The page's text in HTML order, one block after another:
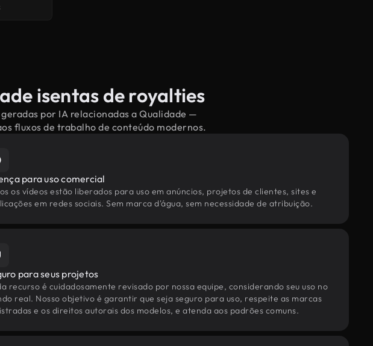
isentas de royalties
por IA relacionadas a Qualidade —
fluxos de trabalho de conteúdo modernos.
para uso comercial
os vídeos estão liberados para uso em anúncios, projetos de clientes, sites e
em redes sociais. Sem marca d'água, sem necessidade de atribuição.
para seus projetos
recurso é cuidadosamente revisado por nossa equipe, considerando seu uso no
real. Nosso objetivo é garantir que seja seguro para uso, respeite as marcas
e os direitos autorais dos modelos, e atenda aos padrões comuns.